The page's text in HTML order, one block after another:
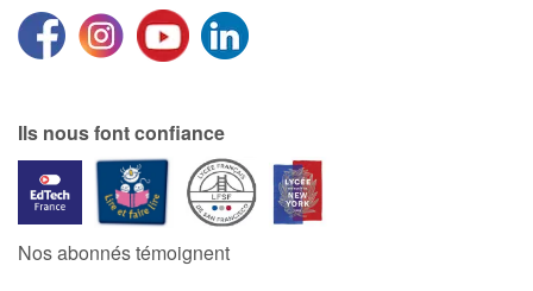
Nos listes de lecture
Coups de coeur
Ils nous font confiance
Nos abonnés témoignent